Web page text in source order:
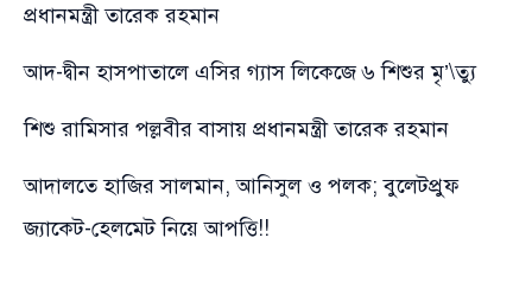
প্রধানমন্ত্রী তারেক রহমান
আদ-দ্বীন হাসপাতালে এসির গ্যাস লিকেজে ৬ শিশুর মৃ’\ত্যু
শিশু রামিসার পল্লবীর বাসায় প্রধানমন্ত্রী তারেক রহমান
আদালতে হাজির সালমান, আনিসুল ও পলক; বুলেটপ্রুফ
জ্যাকেট-হেলমেট নিয়ে আপত্তি!!